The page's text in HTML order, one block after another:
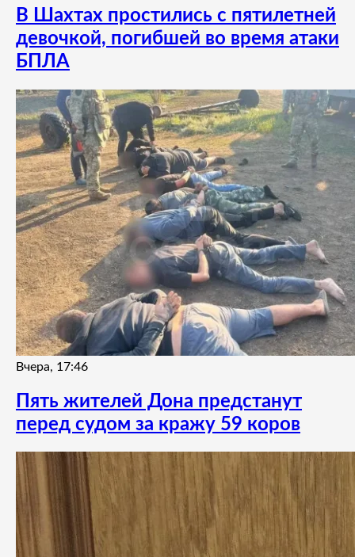
В Шахтах простились с пятилетней
девочкой, погибшей во время атаки
БПЛА
Вчера, 17:46
Пять жителей Дона предстанут
перед судом за кражу 59 коров